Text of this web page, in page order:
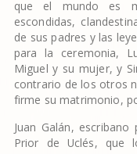
que el mundo es
escondidas,
de sus padres y las
para la ceremonia,
Miguel y su mujer, y
contrario de los otros
firme su matrimonio,
Juan Galán,
Prior de Uclés, que